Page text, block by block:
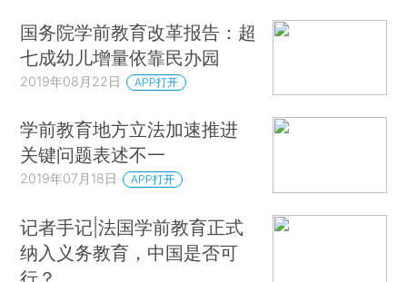
国务院学前教育改革报告：超
七成幼儿增量依靠民办园
2019年08月22日 APP打开
学前教育地方立法加速推进
关键问题表述不一
2019年07月18日 APP打开
记者手记|法国学前教育正式
纳入义务教育，中国是否可